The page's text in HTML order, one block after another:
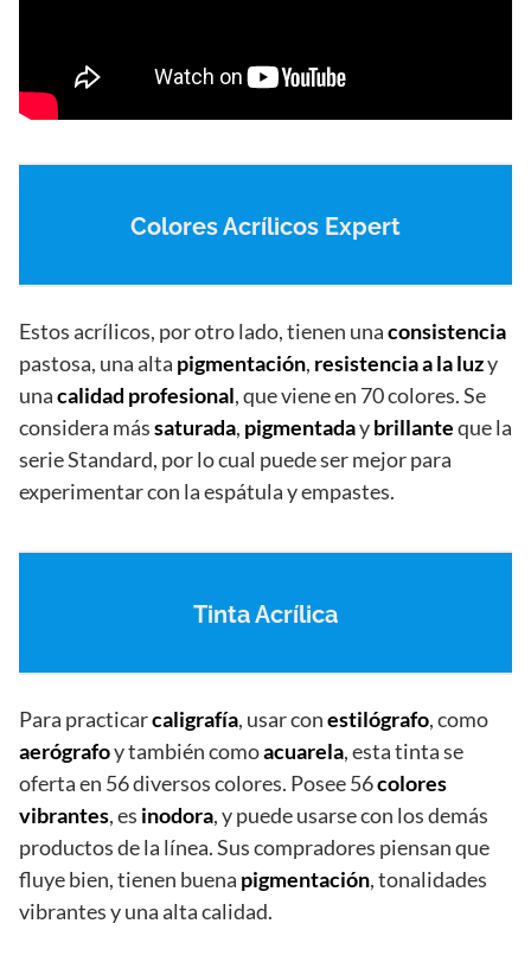
Colores Acrílicos Expert
Estos acrílicos, por otro lado, tienen unaconsistencia
pastosa, una alta pigmentación, resistencia a la luzy
unacalidad profesional, que viene en 70 colores. Se
considera mássaturada, pigmentadaybrillanteque la
serie Standard, por lo cual puede ser mejor para
experimentar con la espátula y empastes.
Tinta Acrílica
Para practicarcaligrafía, usar conestilógrafo, como
aerógrafoy también comoacuarela, esta tinta se
oferta en 56 diversos colores. Posee 56colores
vibrantes, es inodora, y puede usarse con los demás
productos de la línea. Sus compradores piensan que
fluye bien, tienen buena pigmentación, tonalidades
vibrantes y una alta calidad.